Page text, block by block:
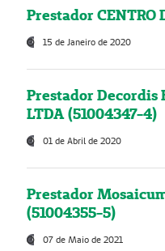
Prestador CENTRO
15 de Janeiro de 2020
Prestador Decordis
LTDA (51004347-4)
01 de Abril de 2020
Prestador
(51004355-5)
07 de Maio de 2021